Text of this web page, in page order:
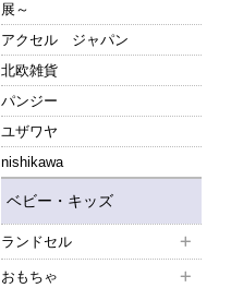
展～
アクセル ジャパン
北欧雑貨
パンジー
ユザワヤ
nishikawa
ベビー・キッズ
ランドセル
おもちゃ